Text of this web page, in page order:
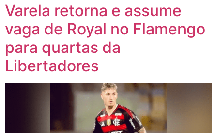
Varela retorna e assume
vaga de Royal no Flamengo
para quartas da
Libertadores